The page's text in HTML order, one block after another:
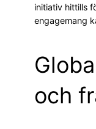
initiativ hittills
engagemang
och